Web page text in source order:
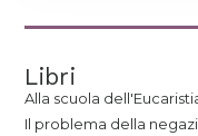
Libri
Alla scuola
Il problema della